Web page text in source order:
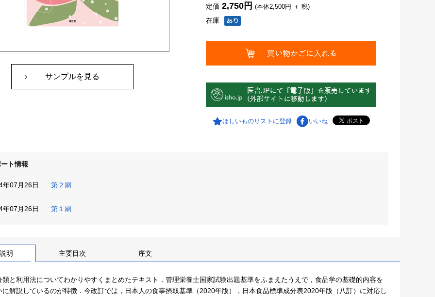
サンプルを見る
在庫
定価 2,750円 (本体2,500円 ＋ 税)
ほしいものリストに登録 いいね
ト情報
年07月26日 第２刷
年07月26日 第１刷
明 主要目次 序文
類と利用法についてわかりやすくまとめたテキスト．管理栄養士国家試験出題基準をふまえたうえで，食品学の基礎的内容を
に解説しているのが特徴．今改訂では，日本人の食事摂取基準（2020年版），日本食品標準成分表2020年版（八訂）に対応し